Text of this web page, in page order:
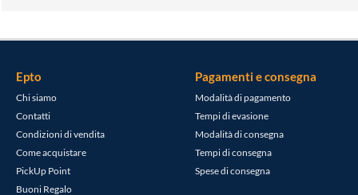
Epto
Chi siamo
Contatti
Condizioni di vendita
Come acquistare
PickUp Point
Buoni Regalo
Pagamenti e consegna
Modalità di pagamento
Tempi di evasione
Modalità di consegna
Tempi di consegna
Spese di consegna